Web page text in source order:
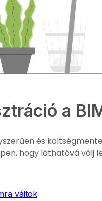
a
és
hogy láthatóvá válj
váltok